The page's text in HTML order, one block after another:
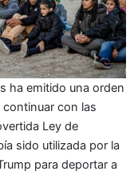
ha emitido una orden
con las
Ley de
sido utilizada por la
para deportar a